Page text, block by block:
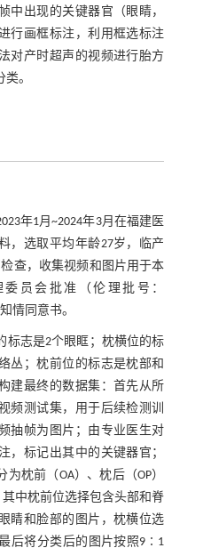
中出现的关键器官（眼睛，
行画框标注，利用框选标注
对产时超声的视频进行胎方
。
年1月~2024年3月在福建医
，选取平均年龄27岁，临产
检查，收集视频和图片用于本
员会批准（伦理批号：
情同意书。
标志是2个眼眶；枕横位的标
丛；枕前位的标志是枕部和
建最终的数据集：首先从所
频测试集，用于后续检测训
抽帧为图片；由专业医生对
，标记出其中的关键器官；
枕前（OA）、枕后（OP）
中枕前位选择包含头部和脊
睛和脸部的图片，枕横位选
后将分类后的图片按照9∶1